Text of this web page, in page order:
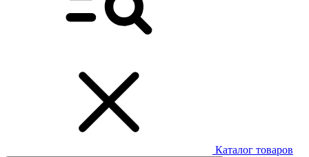
Каталог товаров